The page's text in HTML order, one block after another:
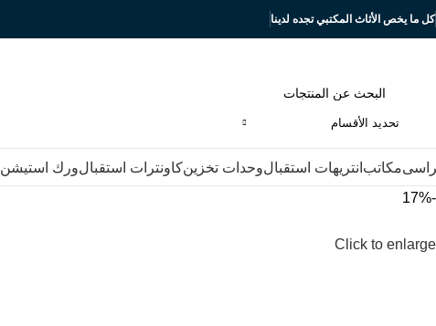
كل ما يخص الأثاث المكتبي تجده لدينا
تحديد الأقسام
مكاتب انتريهات استقبالوحدات تخزينكاونترات استقبالورك استيشن
-17%
Click to enlarge